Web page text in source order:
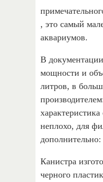
, это самый
аквариумов.
В
мощности и
литров, в
неплохо, для
Канистра
черного